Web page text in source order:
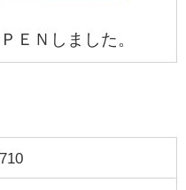
ＥＮしました。